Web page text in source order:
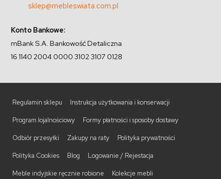
sklep@mebleswiata.com.pl
Konto Bankowe:
mBank S.A. Bankowość Detaliczna
16 1140 2004 0000 3102 3107 0128
Regulamin sklepu Instrukcja użytkowania i konserwacji
Program lojalnościowy Formy płatności i sposoby dostawy
Odbiór przesyłki Zakupy na raty Polityka prywatności
Polityka Cookies Blog Logowanie / Rejestacja
Meble indyjskie ręcznie robione Kolekcje mebli